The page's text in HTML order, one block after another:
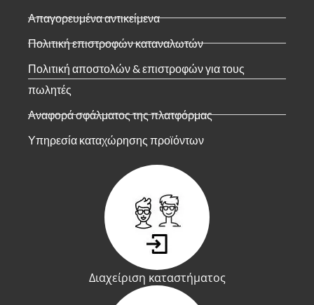
Απαγορευμένα αντικείμενα
Πολιτική επιστροφών καταναλωτών
Πολιτική αποστολών & επιστροφών για τους
πωλητές
Αναφορά σφάλματος της πλατφόρμας
Υπηρεσία καταχώρησης προϊόντων
Διαχείριση καταστήματος